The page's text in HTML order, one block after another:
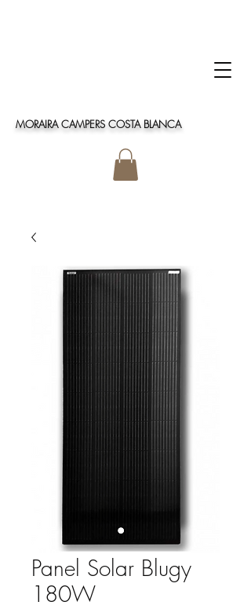
MORAIRA CAMPERS COSTA BLANCA
Panel Solar Blugy
180W